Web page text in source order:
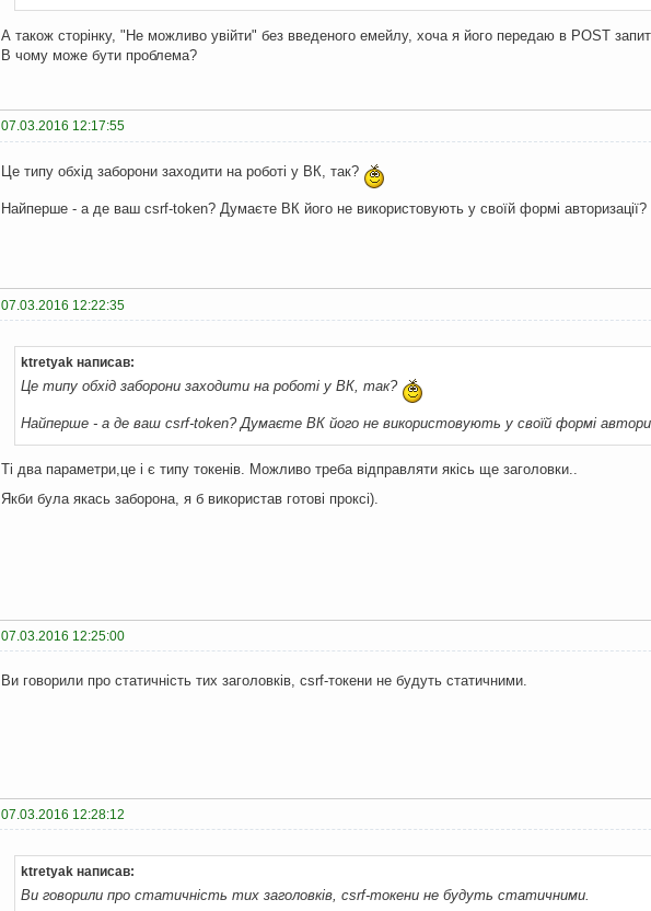
А також сторінку, "Не можливо увійти" без введеного емейлу, хоча я його передаю в POST
В чому може бути проблема?
07.03.2016 12:17:55
Це типу обхід заборони заходити на роботі у ВК, так?
Найперше - а де ваш csrf-token? Думаєте ВК його не використовують у своїй формі авторизації?
07.03.2016 12:22:35
ktretyak написав:
Це типу обхід заборони заходити на роботі у ВК, так?
Найперше - а де ваш csrf-token? Думаєте ВК його не використовують у своїй формі
Ті два параметри,це і є типу токенів. Можливо треба відправляти якісь ще заголовки..
Якби була якась заборона, я б використав готові проксі).
07.03.2016 12:25:00
Ви говорили про статичність тих заголовків, csrf-токени не будуть статичними.
07.03.2016 12:28:12
ktretyak написав:
Ви говорили про статичність тих заголовків, csrf-токени не будуть статичними.